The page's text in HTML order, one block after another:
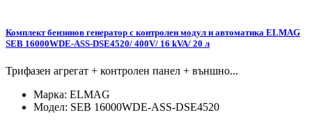
Комплект бензинов генератор с контролен модул и автоматика ELMAG
SEB 16000WDE-ASS-DSE4520/ 400V/ 16 kVA/ 20 л
Трифазен агрегат + контролен панел + външно...
Марка: ELMAG
Модел: SEB 16000WDE-ASS-DSE4520